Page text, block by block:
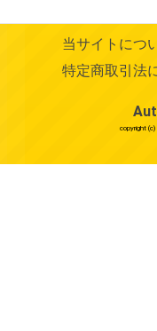
当サイトにつ
特定商取引法
copyright